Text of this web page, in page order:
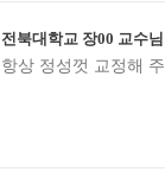
전북대학교 장00 교수님
항상 정성껏 교정해